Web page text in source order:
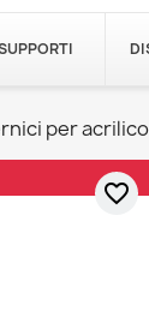
per acrilico
favorite_border